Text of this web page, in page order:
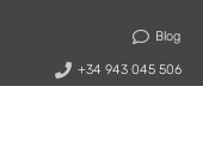
Blog
+34 943 045 506